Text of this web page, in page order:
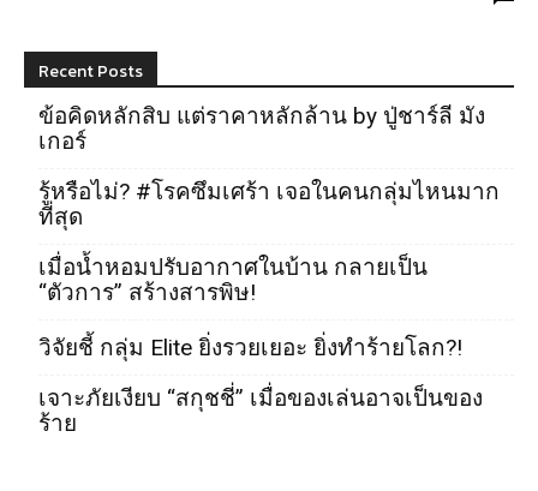
Recent Posts
ข้อคิดหลักสิบ แต่ราคาหลักล้าน by ปู่ชาร์ลี มัง
เกอร์
รู้หรือไม่? #โรคซึมเศร้า เจอในคนกลุ่มไหนมาก
ที่สุด
เมื่อน้ำหอมปรับอากาศในบ้าน กลายเป็น
“ตัวการ” สร้างสารพิษ!
วิจัยชี้ กลุ่ม Elite ยิ่งรวยเยอะ ยิ่งทำร้ายโลก?!
เจาะภัยเงียบ “สกุชชี่” เมื่อของเล่นอาจเป็นของ
ร้าย